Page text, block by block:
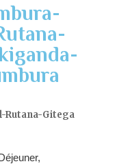
Rutana-Gitega